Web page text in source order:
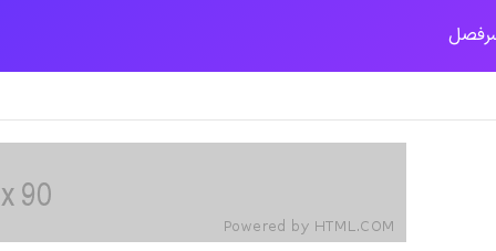
در خوزستان / نگرانی از گسترش ویروس انگلیسی در تهران